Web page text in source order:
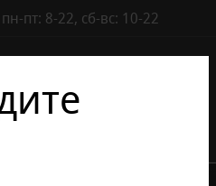
пн-пт: 8-22, сб-вс: 10-22